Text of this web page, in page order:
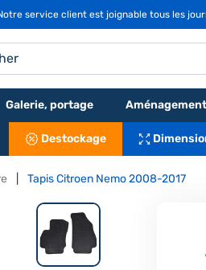
service client est joignable tous les
Galerie, portage Aménagement
Destockage
Tapis Citroen Nemo 2008-2017